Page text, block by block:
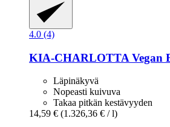
4.0 (4)
KIA-CHARLOTTA Vegan
Läpinäkyvä
Nopeasti kuivuva
Takaa pitkän kestävyyden
14,59 € (1.326,36 € / l)